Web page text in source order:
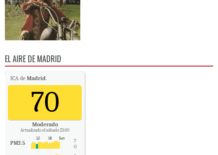
EL AIRE DE MADRID
ICA de Madrid.
70
Moderado
Actualizado el sábado 23:00
PM2.5
7
0